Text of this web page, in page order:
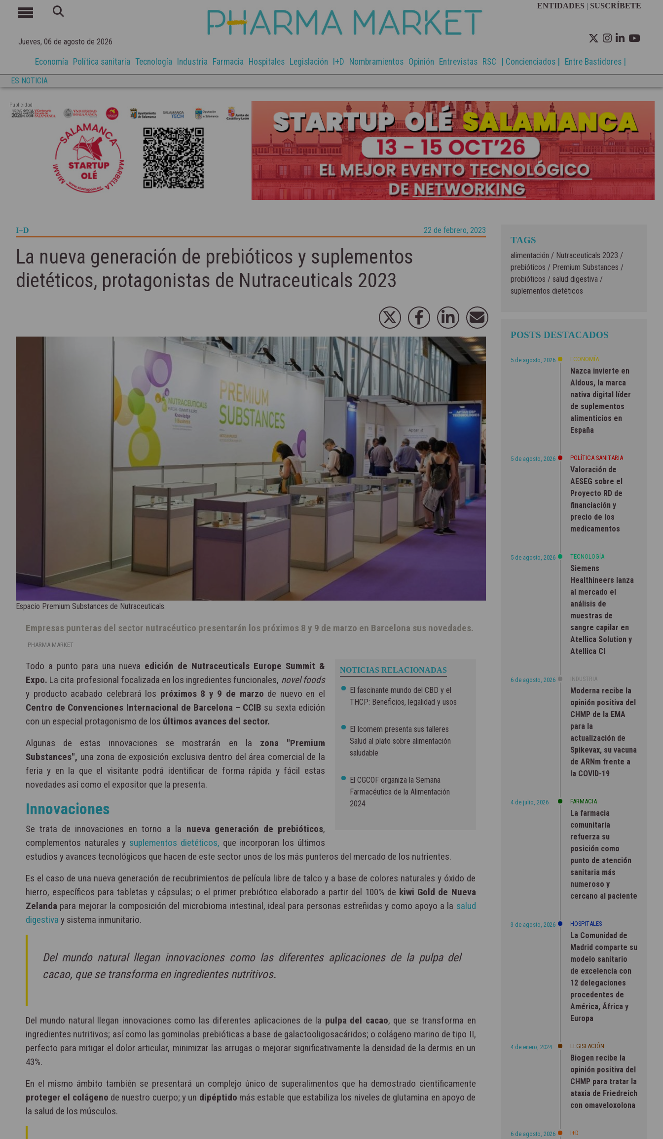
Jueves, 06 de agosto de 2026
ENTIDADES | SUSCRÍBETE
Economía Política sanitaria Tecnología Industria Farmacia Hospitales Legislación I+D Nombramientos Opinión Entrevistas RSC | Concienciados | Entre Bastidores |
ES NOTICIA
Publicidad
I+D 22 de febrero, 2023
La nueva generación de prebióticos y suplementos
dietéticos, protagonistas de Nutraceuticals 2023
Espacio Premium Substances de Nutraceuticals.
Empresas punteras del sector nutracéutico presentarán los próximos 8 y 9 de marzo en Barcelona sus novedades.
PHARMA MARKET
NOTICIAS RELACIONADAS
El fascinante mundo del CBD y el
THCP: Beneficios, legalidad y usos
El Icomem presenta sus talleres
Salud al plato sobre alimentación
saludable
El CGCOF organiza la Semana
Farmacéutica de la Alimentación
2024
Todo a punto para una nueva edición de Nutraceuticals Europe Summit &
Expo. La cita profesional focalizada en los ingredientes funcionales, novel foods
y producto acabado celebrará los próximos 8 y 9 de marzo de nuevo en el
Centro de Convenciones Internacional de Barcelona – CCIB su sexta edición
con un especial protagonismo de los últimos avances del sector.
Algunas de estas innovaciones se mostrarán en la zona "Premium
Substances", una zona de exposición exclusiva dentro del área comercial de la
feria y en la que el visitante podrá identificar de forma rápida y fácil estas
novedades así como el expositor que la presenta.
Innovaciones
Se trata de innovaciones en torno a la nueva generación de prebióticos,
complementos naturales y suplementos dietéticos, que incorporan los últimos
estudios y avances tecnológicos que hacen de este sector unos de los más punteros del mercado de los nutrientes.
Es el caso de una nueva generación de recubrimientos de película libre de talco y a base de colores naturales y óxido de
hierro, específicos para tabletas y cápsulas; o el primer prebiótico elaborado a partir del 100% de kiwi Gold de Nueva
Zelanda para mejorar la composición del microbioma intestinal, ideal para personas estreñidas y como apoyo a la salud
digestiva y sistema inmunitario.
Del mundo natural llegan innovaciones como las diferentes aplicaciones de la pulpa del
cacao, que se transforma en ingredientes nutritivos.
Del mundo natural llegan innovaciones como las diferentes aplicaciones de la pulpa del cacao, que se transforma en
ingredientes nutritivos; así como las gominolas prebióticas a base de galactooligosacáridos; o colágeno marino de tipo II,
perfecto para mitigar el dolor articular, minimizar las arrugas o mejorar significativamente la densidad de la dermis en un
43%.
En el mismo ámbito también se presentará un complejo único de superalimentos que ha demostrado científicamente
proteger el colágeno de nuestro cuerpo; y un dipéptido más estable que estabiliza los niveles de glutamina en apoyo de
la salud de los músculos.
TAGS
alimentación /Nutraceuticals 2023 /
prebióticos /Premium Substances /
probióticos /salud digestiva/
suplementos dietéticos
POSTS DESTACADOS
5 de agosto, 2026 ECONOMÍA
Nazca invierte en
Aldous, la marca
nativa digital líder
de suplementos
alimenticios en
España
5 de agosto, 2026 POLÍTICA SANITARIA
Valoración de
AESEG sobre el
Proyecto RD de
financiación y
precio de los
medicamentos
5 de agosto, 2026 TECNOLOGÍA
Siemens
Healthineers lanza
al mercado el
análisis de
muestras de
sangre capilar en
Atellica Solution y
Atellica CI
6 de agosto, 2026 INDUSTRIA
Moderna recibe la
opinión positiva del
CHMP de la EMA
para la
actualización de
Spikevax, su vacuna
de ARNm frente a
la COVID-19
4 de julio, 2026 FARMACIA
La farmacia
comunitaria
refuerza su
posición como
punto de atención
sanitaria más
numeroso y
cercano al paciente
3 de agosto, 2026 HOSPITALES
La Comunidad de
Madrid comparte su
modelo sanitario
de excelencia con
12 delegaciones
procedentes de
América, África y
Europa
4 de enero, 2024 LEGISLACIÓN
Biogen recibe la
opinión positiva del
CHMP para tratar la
ataxia de Friedreich
con omaveloxolona
6 de agosto, 2026 I+D